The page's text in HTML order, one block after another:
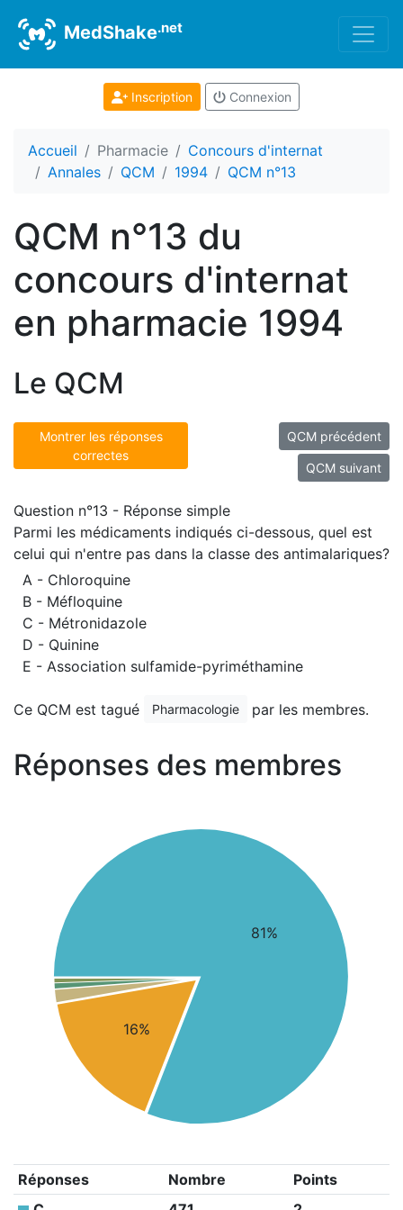
MedShake.net
Inscription Connexion
Accueil Pharmacie
Concours d'internat
Annales
QCM 1994 QCM n°13
QCM n°13 du
concours d'internat
en pharmacie 1994
Le QCM
Montrer les réponses
correctes
QCM précédent
QCM suivant
Question n°13 - Réponse simple
Parmi les médicaments indiqués ci-dessous, quel est
celui qui n'entre pas dans la classe des antimalariques?
A - Chloroquine
B - Méfloquine
C - Métronidazole
D - Quinine
E - Association sulfamide-pyriméthamine
Ce QCM est tagué Pharmacologie par les membres.
Réponses des membres
81%
16%
Réponses Nombre
Points